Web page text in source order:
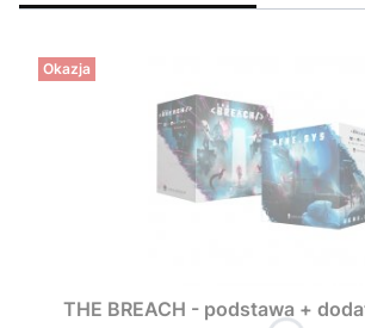
Okazja
THE BREACH - podstawa +